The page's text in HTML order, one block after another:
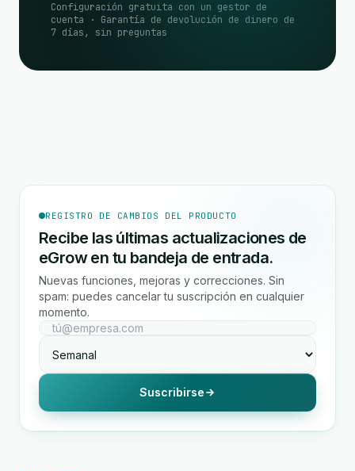
Configuración gratuita con un gestor de
cuenta · Garantía de devolución de dinero de
7 días, sin preguntas
REGISTRO DE CAMBIOS DEL PRODUCTO
Recibe las últimas actualizaciones de
eGrow en tu bandeja de entrada.
Nuevas funciones, mejoras y correcciones. Sin
spam: puedes cancelar tu suscripción en cualquier
momento.
Suscribirse